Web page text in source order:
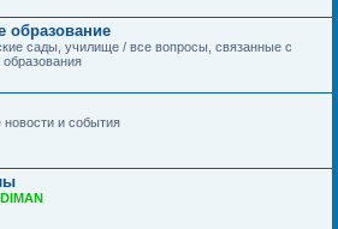
образование
сады, училище / все вопросы, связанные с
и события
DIMAN